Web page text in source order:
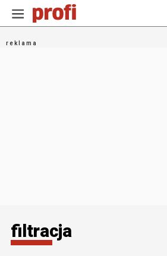
filtracja